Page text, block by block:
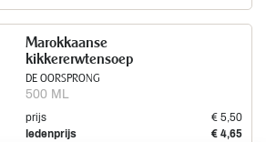
DE OORSPRONG
500 ML
Marokkaanse
kikkererwtensoep
prijs
€ 5,50
ledenprijs
€ 4,65